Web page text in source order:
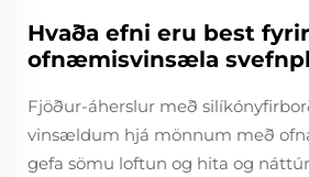
Hvaða efni eru best fyrir
ofnæmisvinsæla
Fjöður-áherslur með
vinsældum hjá mönnum með
gefa sömu loftun og hita og